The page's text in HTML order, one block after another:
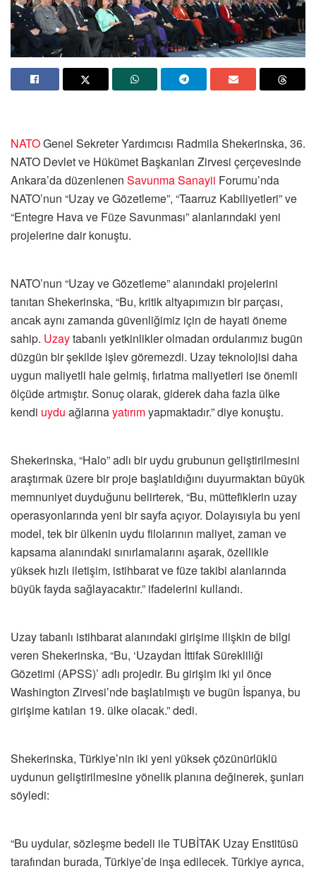
NATOGenel Sekreter Yardımcısı Radmila Shekerinska, 36.⁠
⁠NATO Devlet ve Hükümet Başkanları Zirvesi çerçevesinde
Ankara’da düzenlenen Savunma Sanayii Forumu’nda
NATO’nun “Uzay ve Gözetleme”, “Taarruz Kabiliyetleri” ve
“Entegre Hava ve Füze Savunması” alanlarındaki yeni
projelerine dair konuştu.
NATO’nun “Uzay ve Gözetleme” alanındaki projelerini
tanıtan Shekerinska, “Bu, kritik altyapımızın bir parçası,
ancak aynı zamanda güvenliğimiz için de hayati öneme
sahip. Uzaytabanlı yetkinlikler olmadan ordularımız bugün
düzgün bir şekilde işlev göremezdi. Uzay teknolojisi daha
uygun maliyetli hale gelmiş, fırlatma maliyetleri ise önemli
ölçüde artmıştır. Sonuç olarak, giderek daha fazla ülke
kendi uydu ağlarınayatırımyapmaktadır.” diye konuştu.
Shekerinska, “Halo” adlı bir uydu grubunun geliştirilmesini
araştırmak üzere bir proje başlatıldığını duyurmaktan büyük
memnuniyet duyduğunu belirterek, “Bu, müttefiklerin uzay
operasyonlarında yeni bir sayfa açıyor. Dolayısıyla bu yeni
model, tek bir ülkenin uydu filolarının maliyet, zaman ve
kapsama alanındaki sınırlamalarını aşarak, özellikle
yüksek hızlı iletişim, istihbarat ve füze takibi alanlarında
büyük fayda sağlayacaktır.” ifadelerini kullandı.
Uzay tabanlı istihbarat alanındaki girişime ilişkin de bilgi
veren Shekerinska, “Bu, ‘Uzaydan İttifak Sürekliliği
Gözetimi (APSS)’ adlı projedir. Bu girişim iki yıl önce
Washington Zirvesi’nde başlatılmıştı ve bugün İspanya, bu
girişime katılan 19. ülke olacak.” dedi.
Shekerinska, Türkiye’nin iki yeni yüksek çözünürlüklü
uydunun geliştirilmesine yönelik planına değinerek, şunları
söyledi:
“Bu uydular, sözleşme bedeli ile TUBİTAK Uzay Enstitüsü
tarafından burada, Türkiye’de inşa edilecek. Türkiye ayrıca,